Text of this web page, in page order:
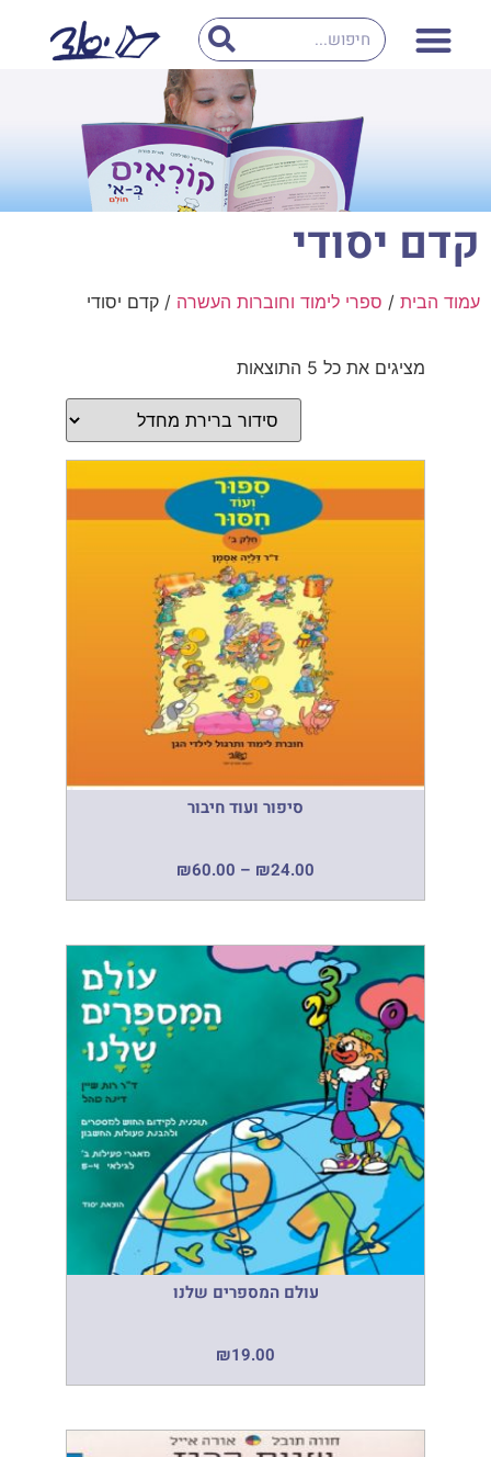
קדם יסודי
עמוד הבית / ספרי לימוד וחוברות העשרה / קדם יסודי
מציגים את כל ⁦5⁩ התוצאות
סיפור ועוד חיבור
₪24.00
–
₪60.00
עולם המספרים שלנו
₪19.00